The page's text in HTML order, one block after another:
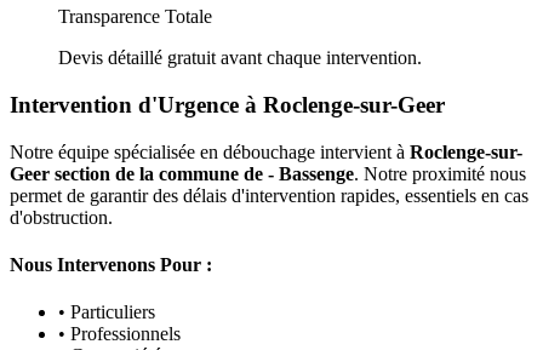
Transparence Totale
Devis détaillé gratuit avant chaque intervention.
Intervention d'Urgence à Roclenge-sur-Geer
Notre équipe spécialisée en débouchage intervient à Roclenge-sur-
Geer section de la commune de - Bassenge. Notre proximité nous
permet de garantir des délais d'intervention rapides, essentiels en cas
d'obstruction.
Nous Intervenons Pour :
• Particuliers
• Professionnels